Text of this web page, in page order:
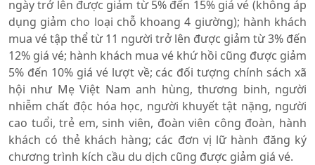
ngày trở lên được giảm từ 5% đến 15% giá vé (không áp
dụng giảm cho loại chỗ khoang 4 giường); hành khách
mua vé tập thể từ 11 người trở lên được giảm từ 3% đến
12% giá vé; hành khách mua vé khứ hồi cũng được giảm
5% đến 10% giá vé lượt về; các đối tượng chính sách xã
hội như Mẹ Việt Nam anh hùng, thương binh, người
nhiễm chất độc hóa học, người khuyết tật nặng, người
cao tuổi, trẻ em, sinh viên, đoàn viên công đoàn, hành
khách có thẻ khách hàng; các đơn vị lữ hành đăng ký
chương trình kích cầu du dịch cũng được giảm giá vé.